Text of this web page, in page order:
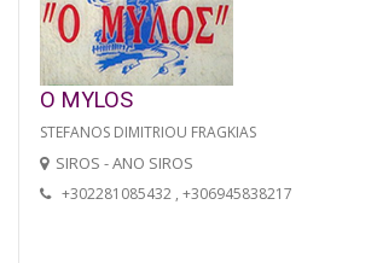
O MYLOS
STEFANOS DIMITRIOU FRAGKIAS
SIROS - ANO SIROS
+302281085432 , +306945838217